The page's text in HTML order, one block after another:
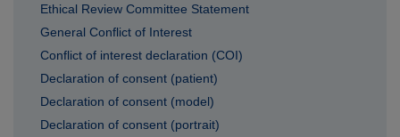
Ethical Review Committee Statement
General Conflict of Interest
Conflict of interest declaration (COI)
Declaration of consent (patient)
Declaration of consent (model)
Declaration of consent (portrait)